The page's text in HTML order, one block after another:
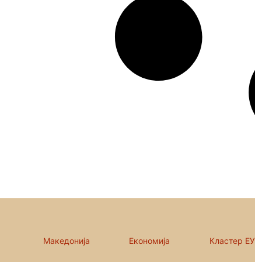
Македонија Економија Кластер ЕУ